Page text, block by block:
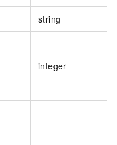
string
integer